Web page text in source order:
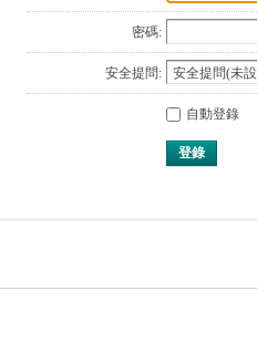
密碼:
安全提問:
自動登錄
登錄